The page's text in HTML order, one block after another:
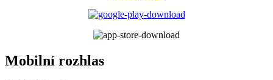
Mobilní rozhlas